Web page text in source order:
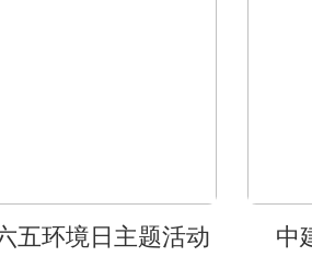
五环境日主题活动 中